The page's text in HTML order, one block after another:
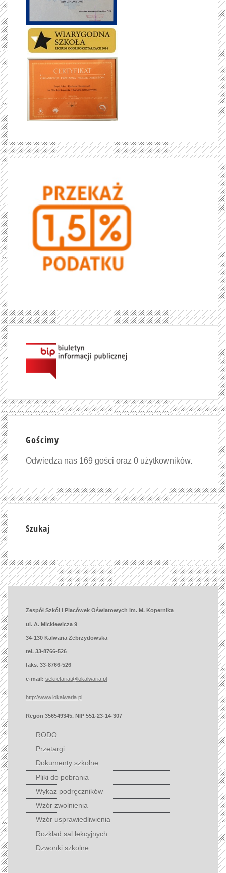
Gościmy
Odwiedza nas 169 gości oraz 0 użytkowników.
Szukaj
Zespół Szkół i Placówek Oświatowych im. M. Kopernika
ul. A. Mickiewicza 9
34-130 Kalwaria Zebrzydowska
tel. 33-8766-526
faks. 33-8766-526
e-mail: sekretariat@lokalwaria.pl
http://www.lokalwaria.pl
Regon 356549345. NIP 551-23-14-307
RODO
Przetargi
Dokumenty szkolne
Pliki do pobrania
Wykaz podręczników
Wzór zwolnienia
Wzór usprawiedliwienia
Rozkład sal lekcyjnych
Dzwonki szkolne